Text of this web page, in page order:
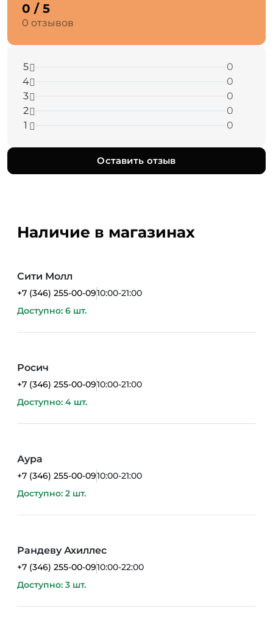
0 / 5
0 отзывов
5
0
4
0
3
0
2
0
1
0
Оставить отзыв
Наличие в магазинах
Сити Молл
+7 (346) 255-00-0910:00-21:00
Доступно: 6 шт.
Росич
+7 (346) 255-00-0910:00-21:00
Доступно: 4 шт.
Аура
+7 (346) 255-00-0910:00-21:00
Доступно: 2 шт.
Рандеву Ахиллес
+7 (346) 255-00-0910:00-22:00
Доступно: 3 шт.